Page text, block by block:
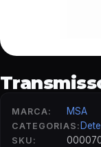
MARCA: MSA
CATEGORIAS:
SKU: